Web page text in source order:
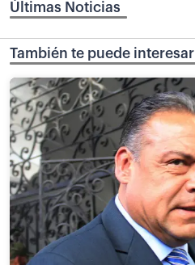
Últimas Noticias
También te puede interesar